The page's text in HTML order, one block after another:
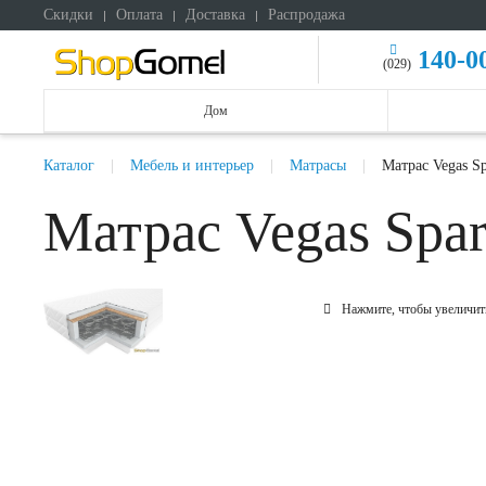
Скидки Оплата Доставка Распродажа
(029) 140-
Дом
Каталог Мебель и интерьер Матрасы Матрас Vegas
Матрас Vegas
Нажмите, чтобы